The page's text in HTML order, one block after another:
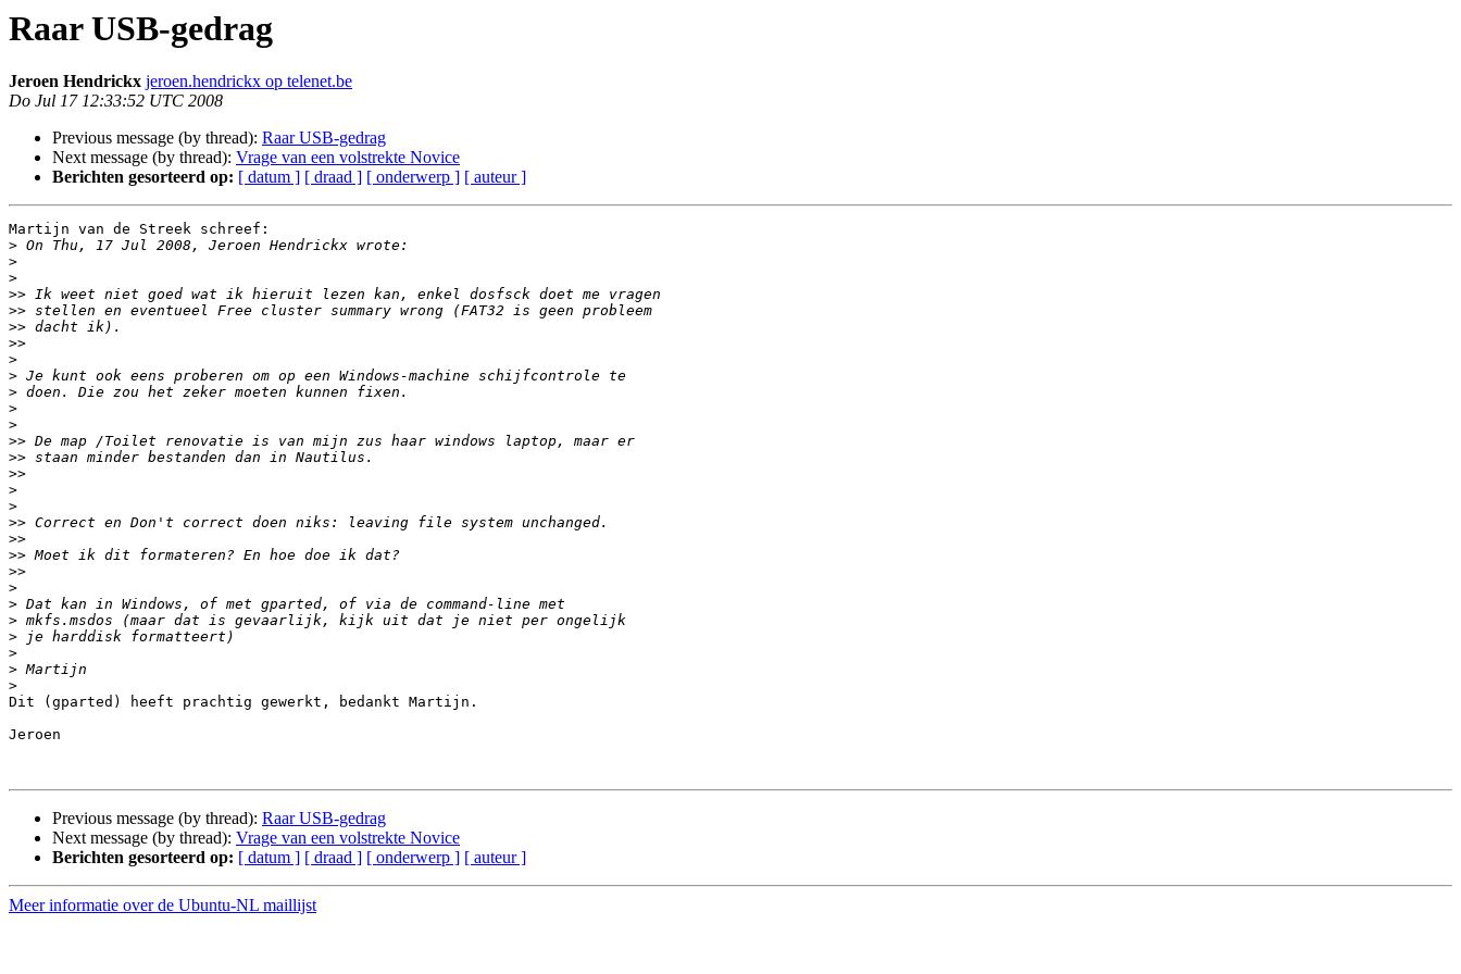
Raar USB-gedrag
Jeroen Hendrickx jeroen.hendrickx op telenet.be
Do Jul 17 12:33:52 UTC 2008
Previous message (by thread): Raar USB-gedrag
Next message (by thread): Vrage van een volstrekte Novice
Berichten gesorteerd op: [ datum ] [ draad ] [ onderwerp ] [ auteur ]
Martijn van de Streek schreef:
>
>
>
>>
>>
>>
>>
>
>
>
>
>
>>
>>
>>
>
>
>>
>>
>>
>>
>
>
>
>
>
>
>
Dit (gparted) heeft prachtig gewerkt, bedankt Martijn.
Jeroen
Previous message (by thread): Raar USB-gedrag
Next message (by thread): Vrage van een volstrekte Novice
Berichten gesorteerd op: [ datum ] [ draad ] [ onderwerp ] [ auteur ]
Meer informatie over de Ubuntu-NL maillijst